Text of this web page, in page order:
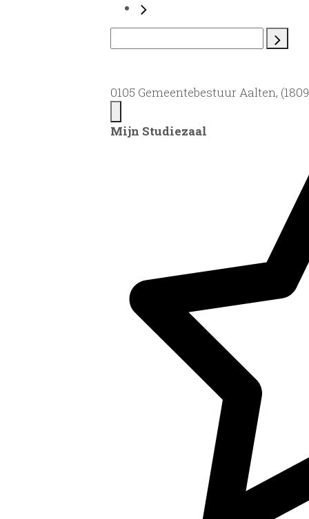
0105 Gemeentebestuur Aalten,
Mijn Studiezaal